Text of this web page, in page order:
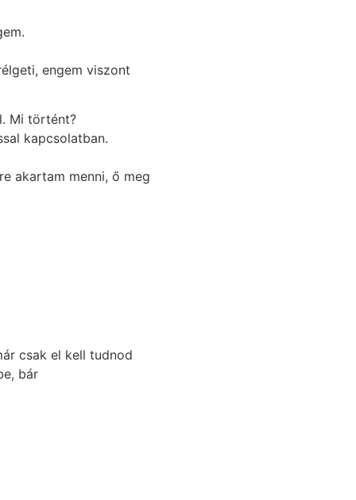
engem viszont
Mi történt?
kapcsolatban.
akartam menni, ő meg
csak el kell tudnod
bár